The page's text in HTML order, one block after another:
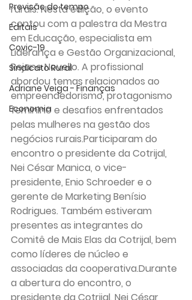
Previsão do tempo
Editais
Covic-19
Sindicato Rural
Adriane Veiga - Finanças
Economia
rurais. Nesta edição, o evento
contou com a palestra da Mestra
em Educação, especialista em
Liderança e Gestão Organizacional,
Rejane Novello. A profissional
abordou temas relacionados ao
empreendedorismo, protagonismo
feminino e desafios enfrentados
pelas mulheres na gestão dos
negócios rurais.Participaram do
encontro o presidente da Cotrijal,
Nei César Manica, o vice-
presidente, Enio Schroeder e o
gerente de Marketing Benísio
Rodrigues. Também estiveram
presentes as integrantes do
Comitê de Mais Elas da Cotrijal, bem
como líderes de núcleo e
associadas da cooperativa.Durante
a abertura do encontro, o